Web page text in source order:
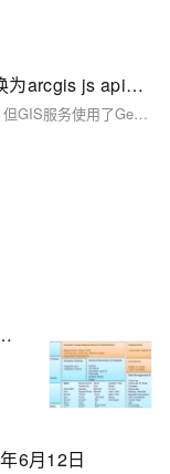
geoserver图层属性查询及查询结果转换为arcgis js api能使用的格式
一个项目使用了ArcGIS JS API开发GIS展示层，但GIS服务使用了Geoserver，这时加载Geoserver数据和查询数据就和之前完全不一样了，以下介绍下我使用ArcGIS JS API+Geoserver开发过程中解决Geoserver图层属性查询的一个方案。
行城市区域提取
6月12日